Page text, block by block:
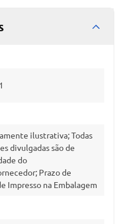
ilustrativa; Todas
divulgadas são de
do
Prazo de
Impresso na Embalagem